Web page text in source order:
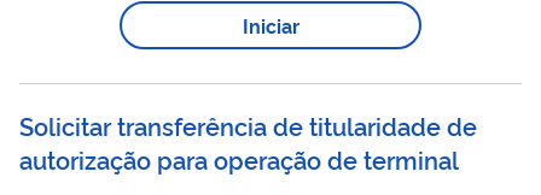
Iniciar
Solicitar transferência de titularidade de
autorização para operação de terminal